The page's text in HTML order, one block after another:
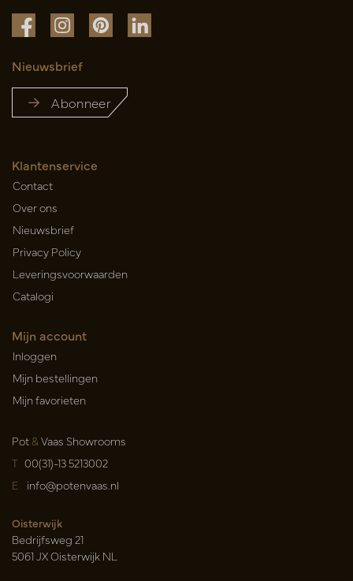
Nieuwsbrief
Abonneer
Klantenservice
Contact
Over ons
Nieuwsbrief
Privacy Policy
Leveringsvoorwaarden
Catalogi
Mijn account
Inloggen
Mijn bestellingen
Mijn favorieten
Pot&Vaas Showrooms
T 00(31)-13 5213002
E info@potenvaas.nl
Oisterwijk
Bedrijfsweg 21
5061 JX Oisterwijk NL